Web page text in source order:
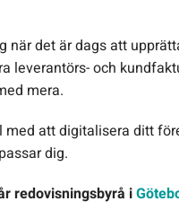
när det är dags att
leverantörs- och
mera.
med att digitalisera ditt
dig.
redovisningsbyrå i